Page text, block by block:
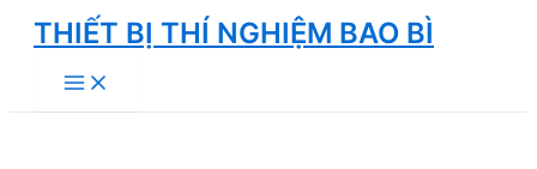
Skip
content
THIẾT BỊ THÍ NGHIỆM BAO BÌ
Main
Menu